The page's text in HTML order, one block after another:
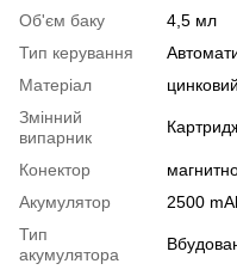
Об'єм баку
4,5 мл
Тип керування
Матеріал
Змінний
випарник
Конектор
Акумулятор
2500
Тип
акумулятора